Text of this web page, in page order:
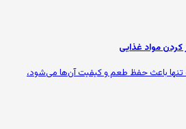
کردن مواد غذایی
تنها باعث حفظ طعم و کیفیت آن‌ها می‌شود،